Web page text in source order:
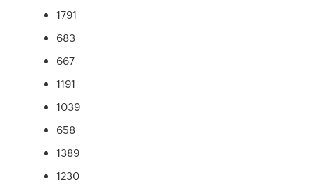
1791
683
667
1191
1039
658
1389
1230